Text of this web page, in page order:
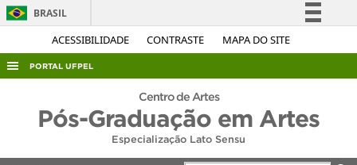
ACESSIBILIDADE CONTRASTE MAPA DO SITE
BRASIL
Simplifique!
Acesso à informação
Canais
PORTAL UFPEL
AUDITORIA
Centro de Artes
Pós-Graduação em Artes
Especialização Lato Sensu